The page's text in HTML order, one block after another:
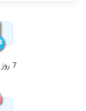
7 روز ضمانت بازگشت کالا